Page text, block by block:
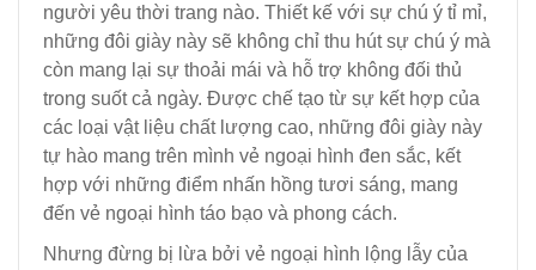
người yêu thời trang nào. Thiết kế với sự chú ý tỉ mỉ,
những đôi giày này sẽ không chỉ thu hút sự chú ý mà
còn mang lại sự thoải mái và hỗ trợ không đối thủ
trong suốt cả ngày. Được chế tạo từ sự kết hợp của
các loại vật liệu chất lượng cao, những đôi giày này
tự hào mang trên mình vẻ ngoại hình đen sắc, kết
hợp với những điểm nhấn hồng tươi sáng, mang
đến vẻ ngoại hình táo bạo và phong cách.
Nhưng đừng bị lừa bởi vẻ ngoại hình lộng lẫy của